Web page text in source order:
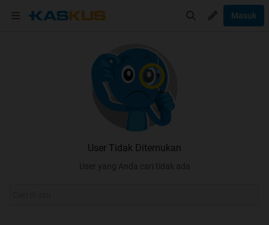
Masuk
User Tidak Ditemukan
User yang Anda cari tidak ada